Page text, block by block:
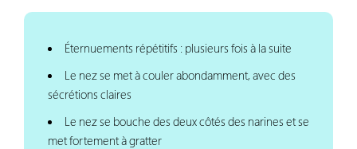
Éternuements répétitifs : plusieurs fois à la suite
Le nez se met à couler abondamment, avec des
sécrétions claires
Le nez se bouche des deux côtés des narines et se
met fortement à gratter